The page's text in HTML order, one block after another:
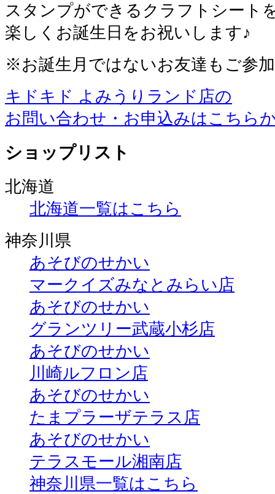
スタンプができるクラフトシート
楽しくお誕生日をお祝いします♪
※お誕生月ではないお友達もご参
キドキド よみうりランド店の
お問い合わせ・お申込みはこちら
ショップリスト
北海道
北海道一覧はこちら
神奈川県
あそびのせかい
マークイズみなとみらい店
あそびのせかい
グランツリー武蔵小杉店
あそびのせかい
川崎ルフロン店
あそびのせかい
たまプラーザテラス店
あそびのせかい
テラスモール湘南店
神奈川県一覧はこちら